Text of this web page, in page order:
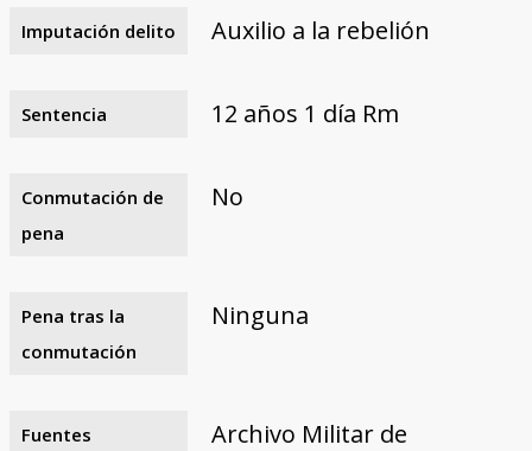
Imputación delito Auxilio a la rebelión
Sentencia 12 años 1 día Rm
Conmutación de
pena
No
Pena tras la
conmutación
Ninguna
Fuentes
Archivo Militar de